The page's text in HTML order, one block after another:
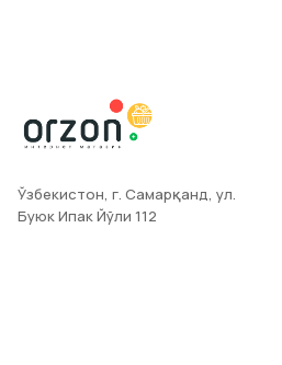
Ўзбекистон, г. Самарқанд, ул.
Буюк Ипак Йўли 112